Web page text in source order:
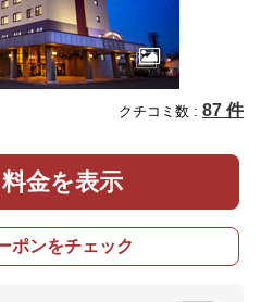
クチコミ数 : 87 件
料金を表示
ポンをチェック